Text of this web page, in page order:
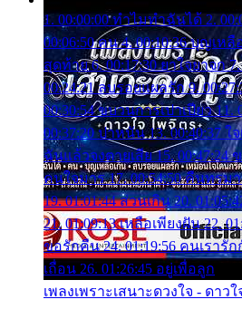
1. 00:00:00 ทำไมทำฉันได้ 2.
00:06:50 คน 4. 00:10:36 บุญเห
สุดท้าย 6. 00:17:30 ยาใจยาจก
00:24:21 ลบรอยแผลรัก 9.
00:30:54 ขบวนการเปาเปียว 11.
00:37:20 ปาหนัน 13. 00:40:37 ใ
ฉันแล้วจงตายเสีย 15. 00:47:24
คนใจมาร 17. 00:54:50 คืนทรม
19. 01:01:44 ส่วนเกิน 20.
21. 01:09:13 เหลือเพียงฝัน 22.
ขอรักคืน 24. 01:19:56 คนเรารัก
เถื่อน 26. 01:26:45 อยู่เพื่อลูก
เพลงเพราะเสนาะดวงใจ - ดาว